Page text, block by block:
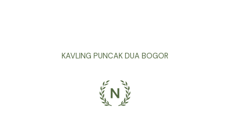
KAVLING PUNCAK DUA BOGOR